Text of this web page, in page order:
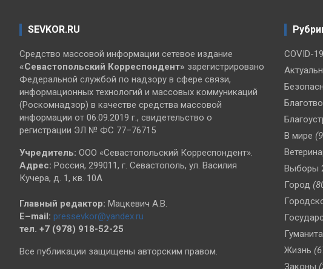
SEVKOR.RU
Средство массовой информации сетевое издание
«Севастопольский Корреспондент» зарегистрировано
Федеральной службой по надзору в сфере связи,
информационных технологий и массовых коммуникаций
(Роскомнадзор) в качестве средства массовой
информации от 06.09.2019 г., свидетельство о
регистрации ЭЛ № ФС 77–76715
Учредитель: ООО «Севастопольский Корреспондент».
Адрес: Россия, 299011, г. Севастополь, ул. Василия
Кучера, д. 1, кв. 10А
Главный редактор: Мацкевич А.В.
E–mail: pressevkor@yandex.ru
тел. +7 (978) 918-52-25
Все публикации защищены авторским правом.
COVID-19
В мире
Выборы
Город
Жизнь
Законы